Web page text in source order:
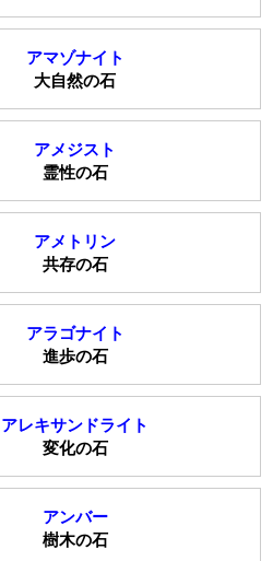
アマゾナイト
大自然の石
アメジスト
霊性の石
アメトリン
共存の石
アラゴナイト
進歩の石
アレキサンドライト
変化の石
アンバー
樹木の石